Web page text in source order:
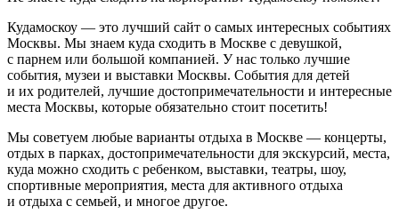
Кудамоскоу — это лучший сайт о самых интересных событиях
Москвы. Мы знаем куда сходить в Москве с девушкой,
с парнем или большой компанией. У нас только лучшие
события, музеи и выставки Москвы. События для детей
и их родителей, лучшие достопримечательности и интересные
места Москвы, которые обязательно стоит посетить!
Мы советуем любые варианты отдыха в Москве — концерты,
отдых в парках, достопримечательности для экскурсий, места,
куда можно сходить с ребенком, выставки, театры, шоу,
спортивные мероприятия, места для активного отдыха
и отдыха с семьей, и многое другое.